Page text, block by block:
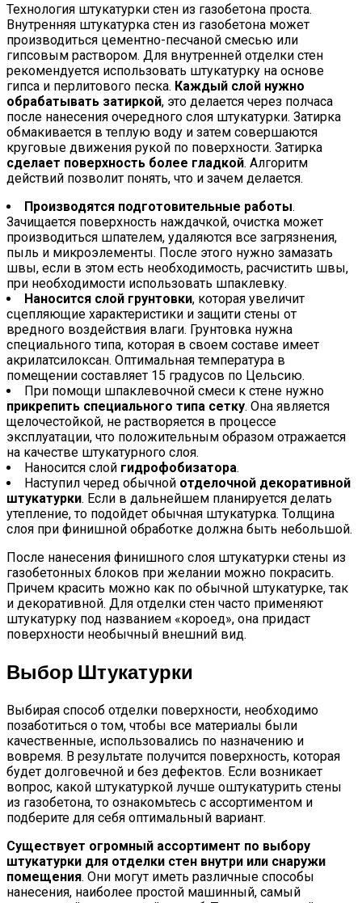
Технология штукатурки стен из газобетона проста.
Внутренняя штукатурка стен из газобетона может
производиться цементно-песчаной смесью или
гипсовым раствором. Для внутренней отделки стен
рекомендуется использовать штукатурку на основе
гипса и перлитового песка. Каждый слой нужно
обрабатывать затиркой, это делается через полчаса
после нанесения очередного слоя штукатурки. Затирка
обмакивается в теплую воду и затем совершаются
круговые движения рукой по поверхности. Затирка
сделает поверхность более гладкой. Алгоритм
действий позволит понять, что и зачем делается.
Производятся подготовительные работы.
Зачищается поверхность наждачкой, очистка может
производиться шпателем, удаляются все загрязнения,
пыль и микроэлементы. После этого нужно замазать
швы, если в этом есть необходимость, расчистить швы,
при необходимости использовать шпаклевку.
Наносится слой грунтовки, которая увеличит
сцепляющие характеристики и защити стены от
вредного воздействия влаги. Грунтовка нужна
специального типа, которая в своем составе имеет
акрилатсилоксан. Оптимальная температура в
помещении составляет 15 градусов по Цельсию.
При помощи шпаклевочной смеси к стене нужно
прикрепить специального типа сетку. Она является
щелочестойкой, не растворяется в процессе
эксплуатации, что положительным образом отражается
на качестве штукатурного слоя.
Наносится слой гидрофобизатора.
Наступил черед обычной отделочной декоративной
штукатурки. Если в дальнейшем планируется делать
утепление, то подойдет обычная штукатурка. Толщина
слоя при финишной обработке должна быть небольшой.
После нанесения финишного слоя штукатурки стены из
газобетонных блоков при желании можно покрасить.
Причем красить можно как по обычной штукатурке, так
и декоративной. Для отделки стен часто применяют
штукатурку под названием «короед», она придаст
поверхности необычный внешний вид.
Выбор Штукатурки
Выбирая способ отделки поверхности, необходимо
позаботиться о том, чтобы все материалы были
качественные, использовались по назначению и
вовремя. В результате получится поверхность, которая
будет долговечной и без дефектов. Если возникает
вопрос, какой штукатуркой лучше оштукатурить стены
из газобетона, то ознакомьтесь с ассортиментом и
подберите для себя оптимальный вариант.
Существует огромный ассортимент по выбору
штукатурки для отделки стен внутри или снаружи
помещения. Они могут иметь различные способы
нанесения, наиболее простой машинный, самый